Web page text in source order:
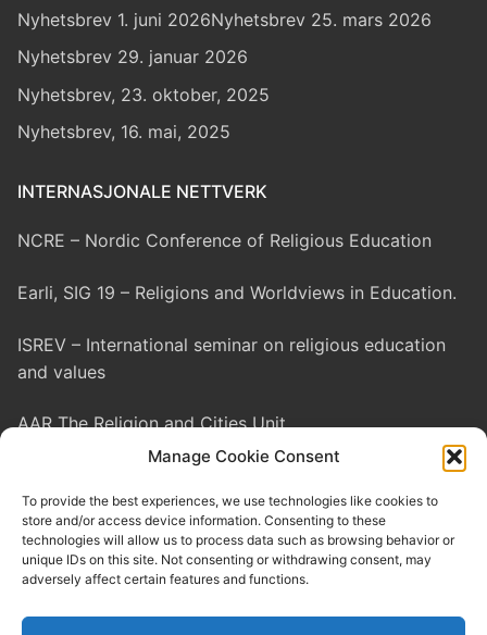
Manage Cookie Consent
To provide the best experiences, we use technologies like cookies to
store and/or access device information. Consenting to these
technologies will allow us to process data such as browsing behavior or
unique IDs on this site. Not consenting or withdrawing consent, may
adversely affect certain features and functions.
Nyhetsbrev 1. juni 2026Nyhetsbrev 25. mars 2026
Nyhetsbrev 29. januar 2026
Nyhetsbrev, 23. oktober, 2025
Nyhetsbrev, 16. mai, 2025
INTERNASJONALE NETTVERK
NCRE – Nordic Conference of Religious Education
Earli, SIG 19 – Religions and Worldviews in Education.
ISREV – International seminar on religious education
and values
AAR The Religion and Cities Unit
EASR – European Association for the Study of Religion
IAHR – International Association for the History of
Religion